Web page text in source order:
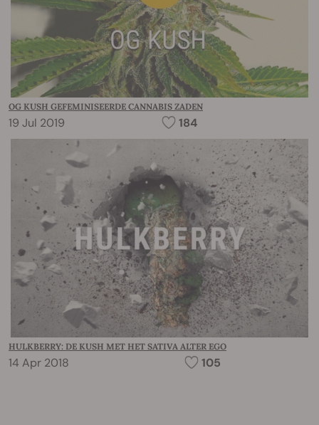
OG KUSH GEFEMINISEERDE CANNABIS ZADEN
19 Jul 2019 184
HULKBERRY: DE KUSH MET HET SATIVA ALTER EGO
14 Apr 2018 105